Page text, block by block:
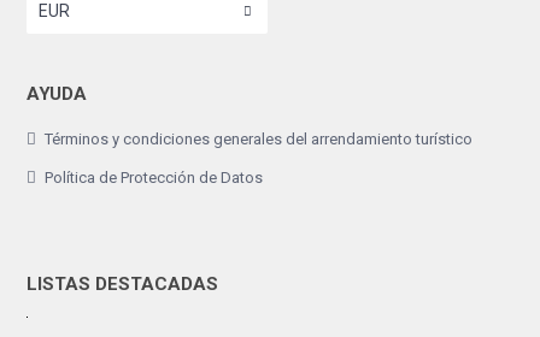
EUR
AYUDA
Términos y condiciones generales del arrendamiento turístico
Política de Protección de Datos
LISTAS DESTACADAS